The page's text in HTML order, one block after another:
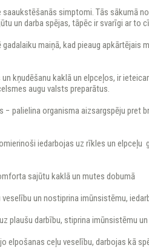
simptomi. Tās sākumā
un darba spējas, tāpēc ir svarīgi ar to
maiņā, kad pieaug apkārtējais
kņudēšanu kaklā un elpceļos, ir
augu valsts preparātus.
− palielina organisma aizsargspēju pret
iedarbojas uz rīkles un elpceļu
sajūtu kaklā un mutes dobumā
un nostiprina imūnsistēmu,
plaušu darbību, stiprina imūnsistēmu
elpošanas ceļu veselību, darbojas kā